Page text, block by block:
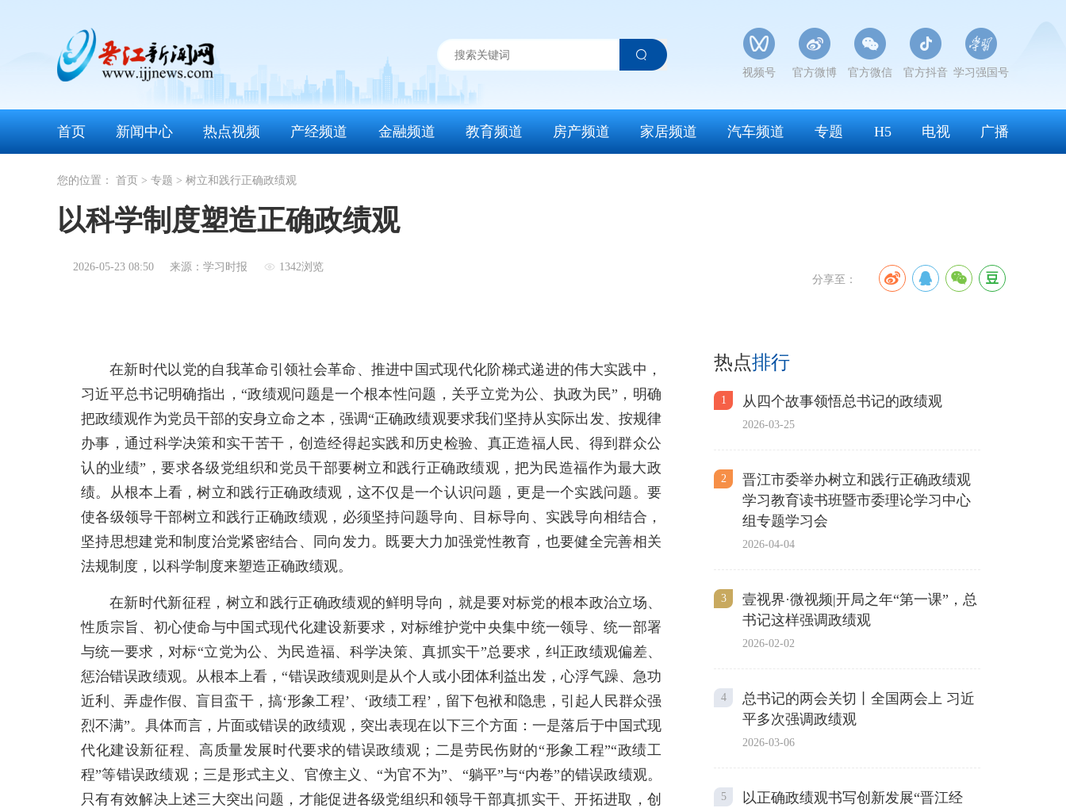
视频号 官方微博 官方微信 官方抖音 学习强国号
首页 新闻中心 热点视频 产经频道 金融频道 教育频道 房产频道 家居频道 汽车频道 专题 H5 电视 广播
您的位置： 首页 > 专题 > 树立和践行正确政绩观
以科学制度塑造正确政绩观
2026-05-23 08:50 来源：学习时报
1342浏览
分享至：
在新时代以党的自我革命引领社会革命、推进中国式现代化阶梯式递进的伟大实践中，
习近平总书记明确指出，“政绩观问题是一个根本性问题，关乎立党为公、执政为民”，明确
把政绩观作为党员干部的安身立命之本，强调“正确政绩观要求我们坚持从实际出发、按规律
办事，通过科学决策和实干苦干，创造经得起实践和历史检验、真正造福人民、得到群众公
认的业绩”，要求各级党组织和党员干部要树立和践行正确政绩观，把为民造福作为最大政
绩。从根本上看，树立和践行正确政绩观，这不仅是一个认识问题，更是一个实践问题。要
使各级领导干部树立和践行正确政绩观，必须坚持问题导向、目标导向、实践导向相结合，
坚持思想建党和制度治党紧密结合、同向发力。既要大力加强党性教育，也要健全完善相关
法规制度，以科学制度来塑造正确政绩观。
在新时代新征程，树立和践行正确政绩观的鲜明导向，就是要对标党的根本政治立场、
性质宗旨、初心使命与中国式现代化建设新要求，对标维护党中央集中统一领导、统一部署
与统一要求，对标“立党为公、为民造福、科学决策、真抓实干”总要求，纠正政绩观偏差、
惩治错误政绩观。从根本上看，“错误政绩观则是从个人或小团体利益出发，心浮气躁、急功
近利、弄虚作假、盲目蛮干，搞‘形象工程’、‘政绩工程’，留下包袱和隐患，引起人民群众强
烈不满”。具体而言，片面或错误的政绩观，突出表现在以下三个方面：一是落后于中国式现
代化建设新征程、高质量发展时代要求的错误政绩观；二是劳民伤财的“形象工程”“政绩工
程”等错误政绩观；三是形式主义、官僚主义、“为官不为”、“躺平”与“内卷”的错误政绩观。
只有有效解决上述三大突出问题，才能促进各级党组织和领导干部真抓实干、开拓进取，创
热点排行
1 从四个故事领悟总书记的政绩观
2026-03-25
2
晋江市委举办树立和践行正确政绩观
学习教育读书班暨市委理论学习中心
组专题学习会
2026-04-04
3
壹视界·微视频|开局之年“第一课”，总
书记这样强调政绩观
2026-02-02
4
总书记的两会关切丨全国两会上 习近
平多次强调政绩观
2026-03-06
5
以正确政绩观书写创新发展“晋江经